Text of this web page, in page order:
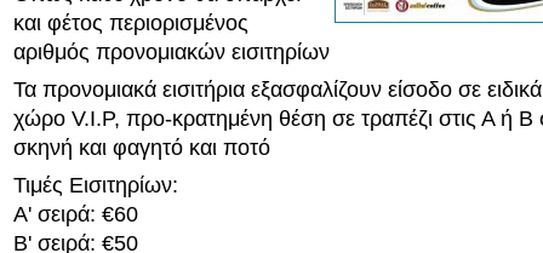
και φέτος περιορισμένος
αριθμός προνομιακών εισιτηρίων
Τα προνομιακά εισιτήρια εξασφαλίζουν είσοδο σε
χώρο V.I.P, προ-κρατημένη θέση σε τραπέζι στις Α ή Β
σκηνή και φαγητό και ποτό
Τιμές Εισιτηρίων:
A' σειρά: €60
Β' σειρά: €50